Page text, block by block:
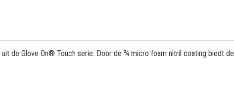
de Glove On® Touch serie. Door de ¾ micro foam nitril coating biedt de